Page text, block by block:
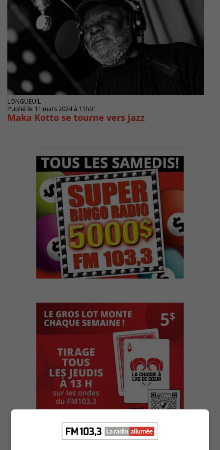
LONGUEUIL
Publié le 11 mars 2024 à 11h01
Maka Kotto se tourne vers jazz